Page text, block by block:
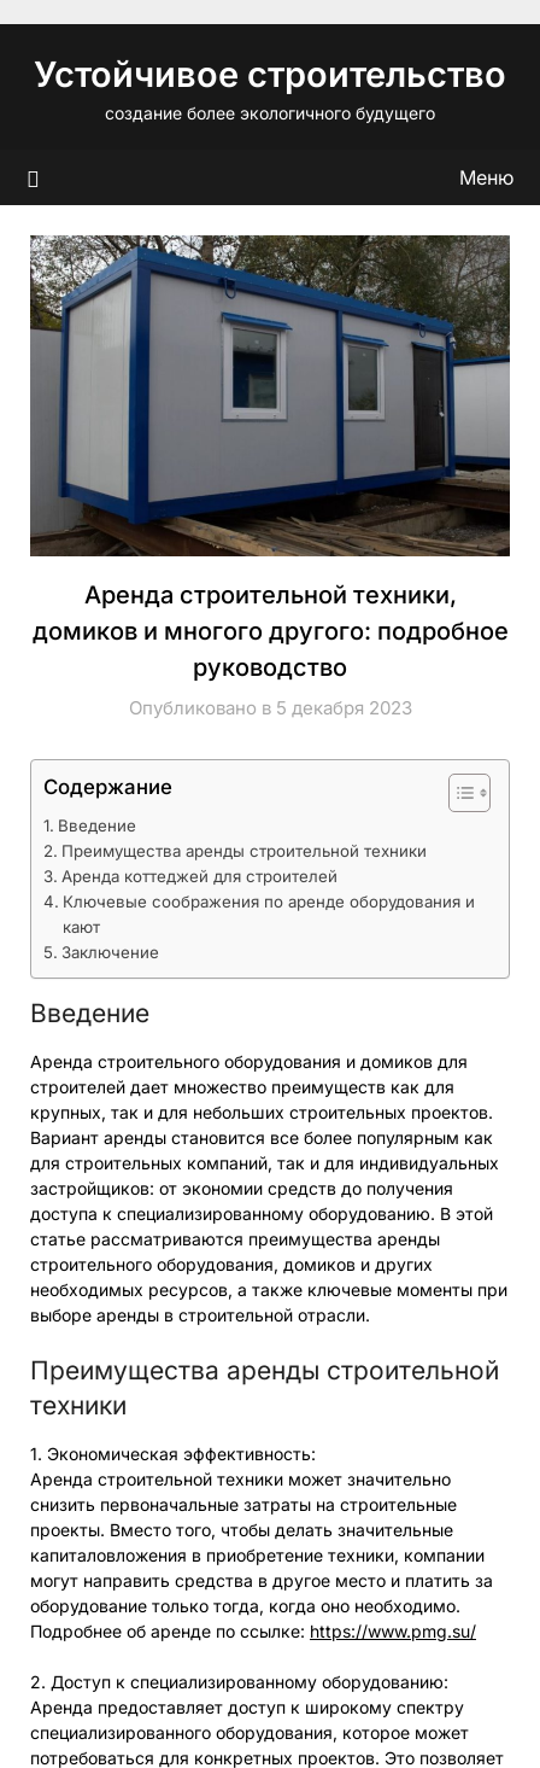
содержимому
Устойчивое строительство
создание более экологичного будущего
Меню
Аренда строительной техники,
домиков и многого другого: подробное
руководство
Опубликовано в 5 декабря 2023
Содержание
Введение
Преимущества аренды строительной техники
Аренда коттеджей для строителей
Ключевые соображения по аренде оборудования и
кают
Заключение
Введение
Аренда строительного оборудования и домиков для
строителей дает множество преимуществ как для
крупных, так и для небольших строительных проектов.
Вариант аренды становится все более популярным как
для строительных компаний, так и для индивидуальных
застройщиков: от экономии средств до получения
доступа к специализированному оборудованию. В этой
статье рассматриваются преимущества аренды
строительного оборудования, домиков и других
необходимых ресурсов, а также ключевые моменты при
выборе аренды в строительной отрасли.
Преимущества аренды строительной
техники
1. Экономическая эффективность:
Аренда строительной техники может значительно
снизить первоначальные затраты на строительные
проекты. Вместо того, чтобы делать значительные
капиталовложения в приобретение техники, компании
могут направить средства в другое место и платить за
оборудование только тогда, когда оно необходимо.
Подробнее об аренде по ссылке: https://www.pmg.su/
2. Доступ к специализированному оборудованию:
Аренда предоставляет доступ к широкому спектру
специализированного оборудования, которое может
потребоваться для конкретных проектов. Это позволяет